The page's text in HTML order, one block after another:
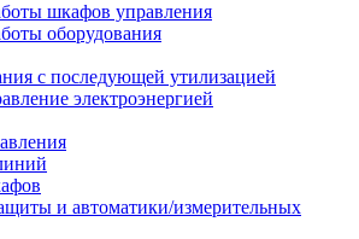
шкафов управления
оборудования
с последующей утилизацией
электроэнергией
и автоматики/измерительных